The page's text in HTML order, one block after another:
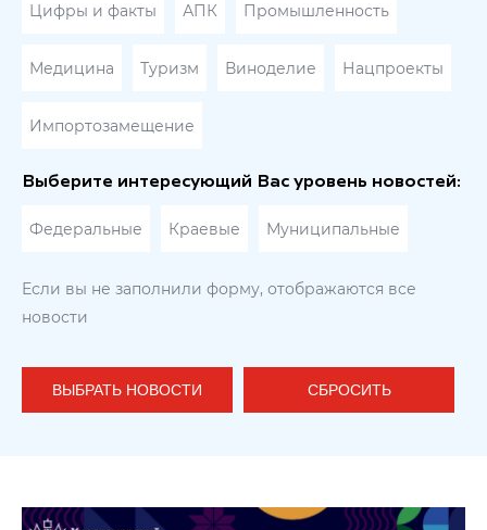
Цифры и факты АПК Промышленность
Медицина Туризм Виноделие Нацпроекты
Импортозамещение
Выберите интересующий Вас уровень новостей:
Федеральные Краевые Муниципальные
Если вы не заполнили форму, отображаются все
новости
ВЫБРАТЬ НОВОСТИ СБРОСИТЬ